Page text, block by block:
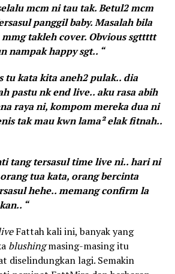
mcm ni tau tak. Betul2 mcm
panggil baby. Masalah bila
takleh cover. Obvious sgttttt
nampak happy sgt.. “
tu kata kita aneh2 pulak.. dia
pastu nk end live.. aku rasa abih
raya ni, kompom mereka dua ni
tak mau kwn lama² elak fitnah..
tang tersasul time live ni.. hari ni
tua kata, orang bercinta
hehe.. memang confirm la
“
Fattah kali ini, banyak yang
blushingmasing-masing itu
diselindungkan lagi. Semakin